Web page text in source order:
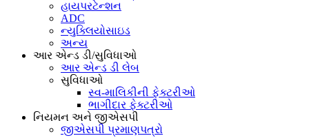
હાયપરટેન્શન
ADC
ન્યુક્લિયોસાઇડ
અન્ય
આર એન્ડ ડી/સુવિધાઓ
આર એન્ડ ડી લેબ
સુવિધાઓ
સ્વ-માલિકીની ફેક્ટરીઓ
ભાગીદાર ફેક્ટરીઓ
નિયમન અને જીએસપી
જીએસપી પ્રમાણપત્રો